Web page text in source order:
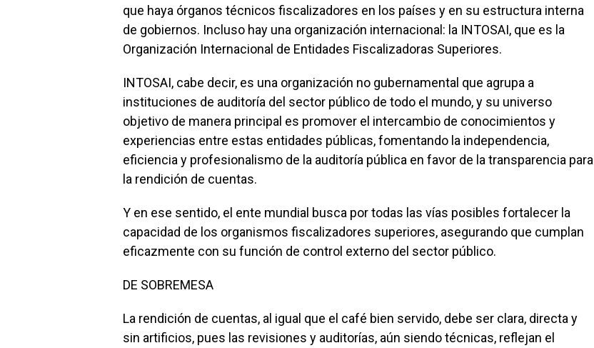
que haya órganos técnicos fiscalizadores en los países y en su estructura interna
de gobiernos. Incluso hay una organización internacional: la INTOSAI, que es la
Organización Internacional de Entidades Fiscalizadoras Superiores.
INTOSAI, cabe decir, es una organización no gubernamental que agrupa a
instituciones de auditoría del sector público de todo el mundo, y su universo
objetivo de manera principal es promover el intercambio de conocimientos y
experiencias entre estas entidades públicas, fomentando la independencia,
eficiencia y profesionalismo de la auditoría pública en favor de la transparencia para
la rendición de cuentas.
Y en ese sentido, el ente mundial busca por todas las vías posibles fortalecer la
capacidad de los organismos fiscalizadores superiores, asegurando que cumplan
eficazmente con su función de control externo del sector público.
DE SOBREMESA
La rendición de cuentas, al igual que el café bien servido, debe ser clara, directa y
sin artificios, pues las revisiones y auditorías, aún siendo técnicas, reflejan el